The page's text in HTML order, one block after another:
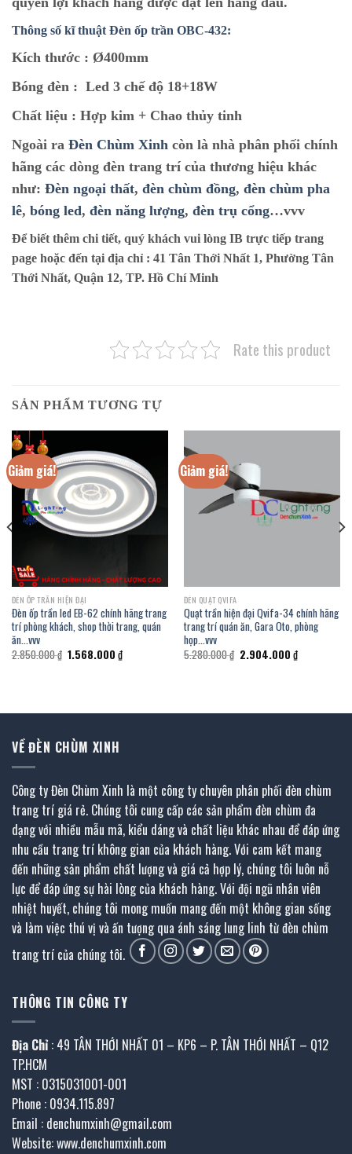
Thông số kĩ thuật Đèn ốp trần OBC-432:
Kích thước : Ø400mm
Bóng đèn : Led 3 chế độ 18+18W
Chất liệu : Hợp kim + Chao thủy tinh
Ngoài ra Đèn Chùm Xinh còn là nhà phân phối chính
hãng các dòng đèn trang trí của thương hiệu khác
như: Đèn ngoại thất, đèn chùm đồng, đèn chùm pha
lê, bóng led, đèn năng lượng, đèn trụ cổng…vvv
Để biết thêm chi tiết, quý khách vui lòng IB trực tiếp trang
page hoặc đến tại địa chỉ : 41 Tân Thới Nhất 1, Phường Tân
Thới Nhất, Quận 12, TP. Hồ Chí Minh
Rate this product
SẢN PHẨM TƯƠNG TỰ
Giảm giá!
ĐÈN ỐP TRẦN HIỆN ĐẠI
Đèn ốp trần led EB-62 chính hãng trang
trí phòng khách, shop thời trang, quán
ăn…vvv
2.850.000₫ Giá
gốc
1.568.000 ₫Giá
hiện
Giảm giá!
ĐÈN QUẠT QVIFA
Quạt trần hiện đại Qvifa-34 chính hãng
trang trí quán ăn, Gara Oto, phòng
họp…vvv
5.280.000₫ Giá
gốc
2.904.000 ₫Giá
hiện
VỀ ĐÈN CHÙM XINH
Công ty Đèn Chùm Xinh là một công ty chuyên phân phối đèn chùm
trang trí giá rẻ. Chúng tôi cung cấp các sản phẩm đèn chùm đa
dạng với nhiều mẫu mã, kiểu dáng và chất liệu khác nhau để đáp ứng
nhu cầu trang trí không gian của khách hàng. Với cam kết mang
đến những sản phẩm chất lượng và giá cả hợp lý, chúng tôi luôn nỗ
lực để đáp ứng sự hài lòng của khách hàng. Với đội ngũ nhân viên
nhiệt huyết, chúng tôi mong muốn mang đến một không gian sống
và làm việc thú vị và ấn tượng qua ánh sáng lung linh từ đèn chùm
trang trí của chúng tôi.
THÔNG TIN CÔNG TY
Địa Chỉ : 49 TÂN THỚI NHẤT 01 – KP6 – P. TÂN THỚI NHẤT – Q12
TP.HCM
MST : 0315031001-001
Phone : 0934.115.897
Email : denchumxinh@gmail.com
Website: www.denchumxinh.com